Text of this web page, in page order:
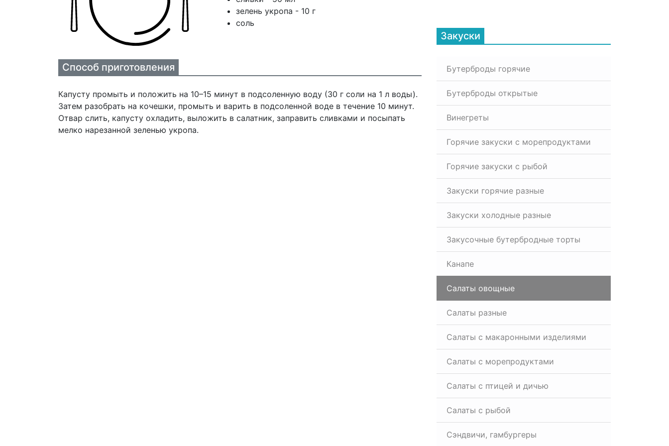
зелень укропа - 10 г
соль
Способ приготовления
Капусту промыть и положить на 10–15 минут в подсоленную воду (30 г соли на 1 л воды).
Затем разобрать на кочешки, промыть и варить в подсоленной воде в течение 10 минут.
Отвар слить, капусту охладить, выложить в салатник, заправить сливками и посыпать
мелко нарезанной зеленью укропа.
Закуски
Бутерброды горячие
Бутерброды открытые
Винегреты
Горячие закуски с морепродуктами
Горячие закуски с рыбой
Закуски горячие разные
Закуски холодные разные
Закусочные бутербродные торты
Канапе
Салаты овощные
Салаты разные
Салаты с макаронными изделиями
Салаты с морепродуктами
Салаты с птицей и дичью
Салаты с рыбой
Сэндвичи, гамбургеры